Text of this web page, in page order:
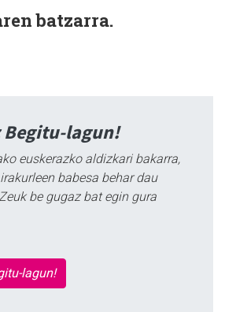
batzarra.
Begitu-lagun!
euskerazko aldizkari bakarra,
babesa behar dau
be gugaz bat egin gura
lagun!